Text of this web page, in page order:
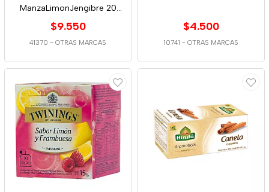
ManzaLimonJengibre 20
$9.550
41370 - OTRAS MARCAS
$4.500
10741 - OTRAS MARCAS